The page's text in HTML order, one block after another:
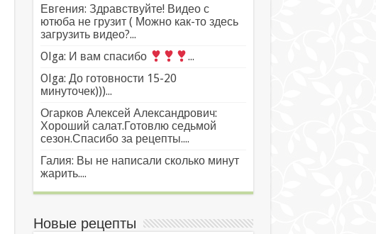
Евгения: Здравствуйте! Видео с
ютюба не грузит ( Можно как-то здесь
загрузить видео?...
Olga: И вам спасибо
...
Olga: До готовности 15-20
минуточек)))...
Огарков Алексей Александрович:
Хороший салат.Готовлю седьмой
сезон.Спасибо за рецепты....
Галия: Вы не написали сколько минут
жарить....
Новые рецепты